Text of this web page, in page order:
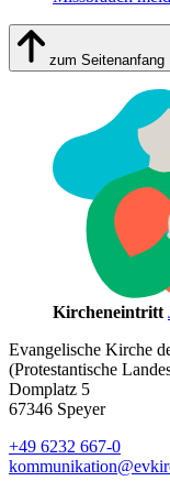
zum Seitenanfang
Kircheneintritt
Evangelische Kirche
(Protestantische
Domplatz 5
67346 Speyer
+49 6232 667-0
kommunikation@